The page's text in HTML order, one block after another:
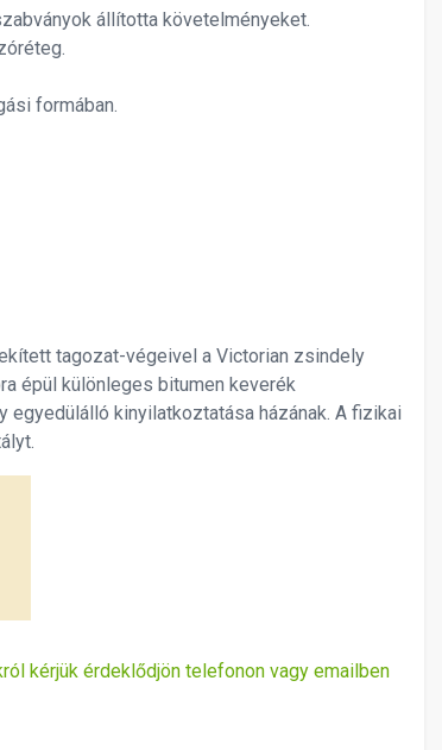
állította követelményeket.
formában.
tagozat-végeivel a Victorian zsindely
épül különleges bitumen keverék
kinyilatkoztatása házának. A fizikai
kérjük érdeklődjön telefonon vagy emailben